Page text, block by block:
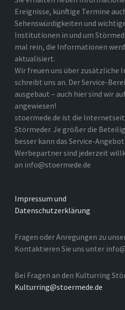
Ereignisse, künftige Termine
Sehenswürdigkeiten und
Institutionen in und um
mal rein, die Informationen
aktualisiert.
Wir freuen uns über
schreibt uns an. Der Service-
ausgebaut – auch hier sind wir
angewiesen!
stoermede.de ist die
Störmeder. Je größer die
besser kann das Service-
Werbepartner sind jederzeit
an info@stoermede.de
Impressum und
Datenschutzerklärung
Fragen oder Anregungen zu
Kontaktieren Sie uns unter
Bei Fragen an den Kulturring
Kulturring@stoermede.de